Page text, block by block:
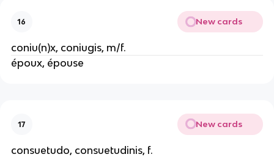
16 New cards
coniu(n)x, coniugis, m/f.
époux, épouse
17 New cards
consuetudo, consuetudinis, f.